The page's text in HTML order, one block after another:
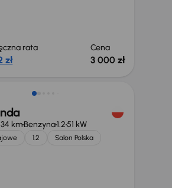
rata
zł
Cena
3 000 zł
skupione
kmBenzyna1.251 kW
1.2 Salon Polska